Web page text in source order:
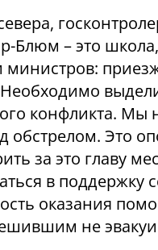
Блюм – это
конфликта. Мы
обстрелом. Это
за это главу
в поддержку
оказания
не